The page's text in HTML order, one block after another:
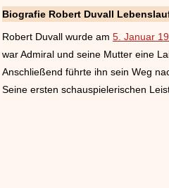
Biografie Robert Duvall
Robert Duvall wurde am 5. Januar
war Admiral und seine Mutter eine
Anschließend führte ihn sein Weg
Seine ersten schauspielerischen